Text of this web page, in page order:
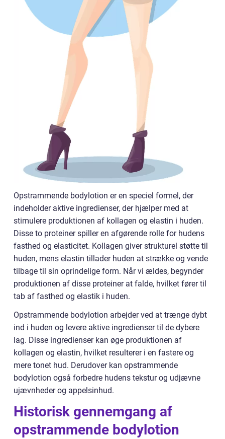
Opstrammende bodylotion er en speciel formel, der
indeholder aktive ingredienser, der hjælper med at
stimulere produktionen af kollagen og elastin i huden.
Disse to proteiner spiller en afgørende rolle for hudens
fasthed og elasticitet. Kollagen giver strukturel støtte til
huden, mens elastin tillader huden at strække og vende
tilbage til sin oprindelige form. Når vi ældes, begynder
produktionen af disse proteiner at falde, hvilket fører til
tab af fasthed og elastik i huden.
Opstrammende bodylotion arbejder ved at trænge dybt
ind i huden og levere aktive ingredienser til de dybere
lag. Disse ingredienser kan øge produktionen af
kollagen og elastin, hvilket resulterer i en fastere og
mere tonet hud. Derudover kan opstrammende
bodylotion også forbedre hudens tekstur og udjævne
ujævnheder og appelsinhud.
Historisk gennemgang af
opstrammende bodylotion